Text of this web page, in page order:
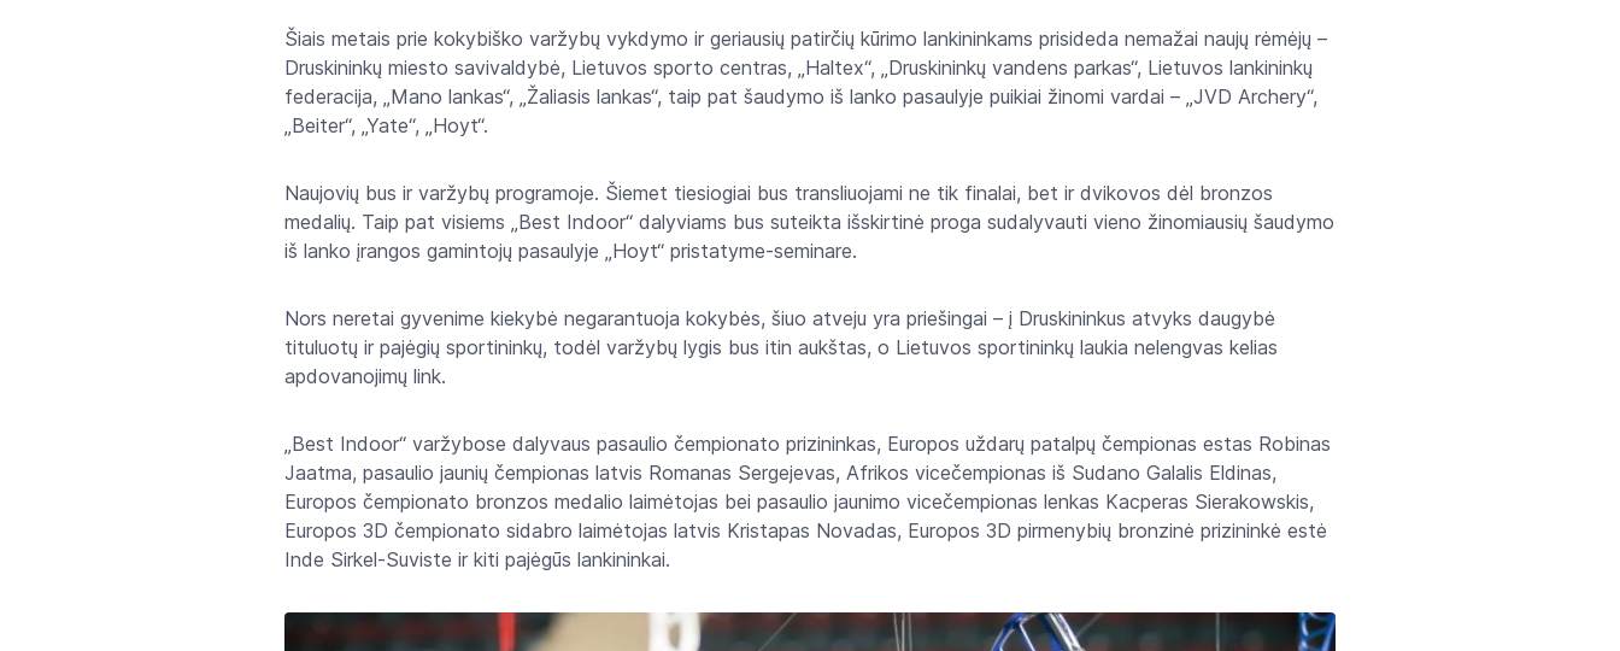
Šiais metais prie kokybiško varžybų vykdymo ir geriausių patirčių kūrimo lankininkams prisideda nemažai naujų rėmėjų –
Druskininkų miesto savivaldybė, Lietuvos sporto centras, „Haltex“, „Druskininkų vandens parkas“, Lietuvos lankininkų
federacija, „Mano lankas“, „Žaliasis lankas“, taip pat šaudymo iš lanko pasaulyje puikiai žinomi vardai – „JVD Archery“,
„Beiter“, „Yate“, „Hoyt“.
Naujovių bus ir varžybų programoje. Šiemet tiesiogiai bus transliuojami ne tik finalai, bet ir dvikovos dėl bronzos
medalių. Taip pat visiems „Best Indoor“ dalyviams bus suteikta išskirtinė proga sudalyvauti vieno žinomiausių šaudymo
iš lanko įrangos gamintojų pasaulyje „Hoyt“ pristatyme-seminare.
Nors neretai gyvenime kiekybė negarantuoja kokybės, šiuo atveju yra priešingai – į Druskininkus atvyks daugybė
tituluotų ir pajėgių sportininkų, todėl varžybų lygis bus itin aukštas, o Lietuvos sportininkų laukia nelengvas kelias
apdovanojimų link.
„Best Indoor“ varžybose dalyvaus pasaulio čempionato prizininkas, Europos uždarų patalpų čempionas estas Robinas
Jaatma, pasaulio jaunių čempionas latvis Romanas Sergejevas, Afrikos vicečempionas iš Sudano Galalis Eldinas,
Europos čempionato bronzos medalio laimėtojas bei pasaulio jaunimo vicečempionas lenkas Kacperas Sierakowskis,
Europos 3D čempionato sidabro laimėtojas latvis Kristapas Novadas, Europos 3D pirmenybių bronzinė prizininkė estė
Inde Sirkel-Suviste ir kiti pajėgūs lankininkai.